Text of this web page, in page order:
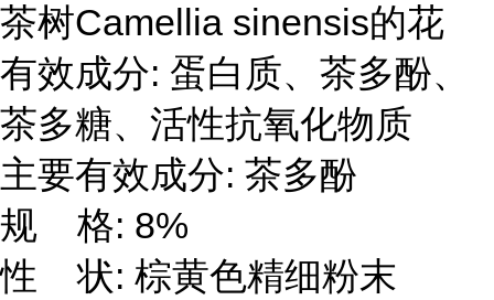
茶树Camellia sinensis的花
有效成分: 蛋白质、茶多酚、
茶多糖、活性抗氧化物质
主要有效成分: 茶多酚
规 格: 8%
性 状: 棕黄色精细粉末